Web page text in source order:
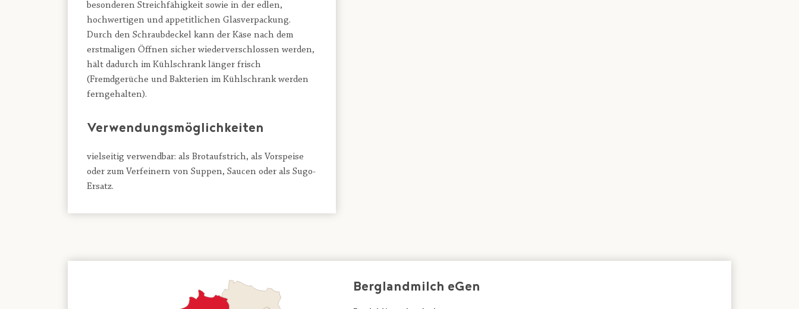
besonderen Streichfähigkeit sowie in der edlen,
hochwertigen und appetitlichen Glasverpackung.
Durch den Schraubdeckel kann der Käse nach dem
erstmaligen Öffnen sicher wiederverschlossen werden,
hält dadurch im Kühlschrank länger frisch
(Fremdgerüche und Bakterien im Kühlschrank werden
ferngehalten).
Verwendungsmöglichkeiten
vielseitig verwendbar: als Brotaufstrich, als Vorspeise
oder zum Verfeinern von Suppen, Saucen oder als Sugo-
Ersatz.
Berglandmilch eGen